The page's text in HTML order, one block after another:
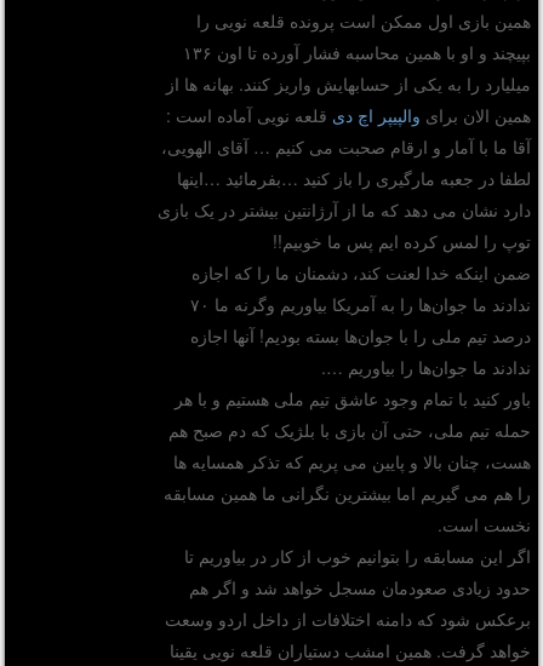
همین بازی اول ممکن است پرونده قلعه نویی را
بپیچند و او با همین محاسبه فشار آورده تا اون ۱۳۶
میلیارد را به یکی از حسابهایش واریز کنند. بهانه ها از
همین الان برایوالپیپر اچ دیقلعه نویی آماده است :
آقا ما با آمار و ارقام صحبت می کنیم … آقای الهویی،
لطفا در جعبه مارگیری را باز کنید …بفرمائید …اینها
دارد نشان می دهد که ما از آرژانتین بیشتر در یک بازی
توپ را لمس کرده ایم پس ما خوبیم!!
ضمن اینکه خدا لعنت کند، دشمنان ما را که اجازه
ندادند ما جوان‌ها را به آمریکا بیاوریم وگرنه ما ۷۰
درصد تیم ملی را با جوان‌ها بسته بودیم! آنها اجازه
ندادند ما جوان‌ها را بیاوریم ….
باور کنید با تمام وجود عاشق تیم ملی هستیم و با هر
حمله تیم ملی، حتی آن بازی با بلژیک که دم صبح هم
هست، چنان بالا و پایین می پریم که تذکر همسایه ها
را هم می گیریم اما بیشترین نگرانی ما همین مسابقه
نخست است.
اگر این مسابقه را بتوانیم خوب از کار در بیاوریم تا
حدود زیادی صعودمان مسجل خواهد شد و اگر هم
برعکس شود که دامنه اختلافات از داخل اردو وسعت
خواهد گرفت. همین امشب دستیاران قلعه نویی یقینا